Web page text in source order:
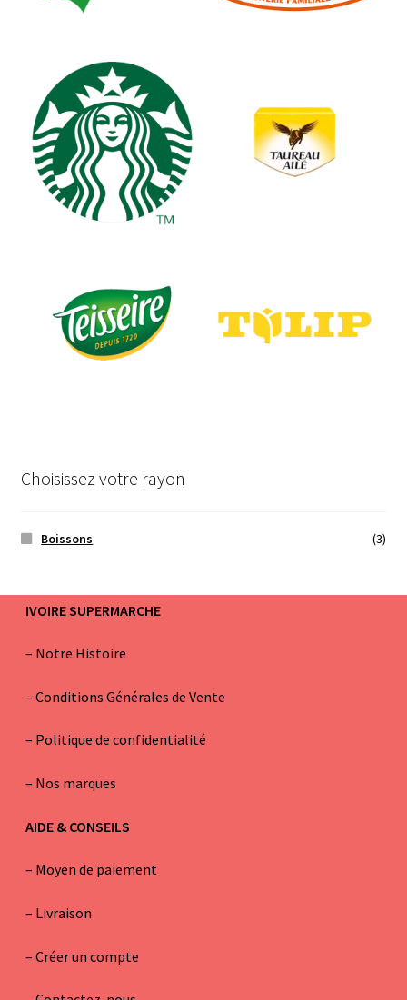
Choisissez votre rayon
Boissons (3)
IVOIRE SUPERMARCHE
– Notre Histoire
– Conditions Générales de Vente
– Politique de confidentialité
– Nos marques
AIDE & CONSEILS
– Moyen de paiement
– Livraison
– Créer un compte